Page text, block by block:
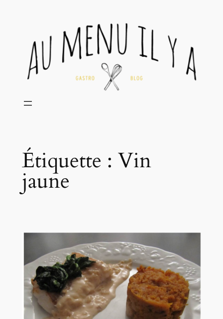
Étiquette : Vin
jaune